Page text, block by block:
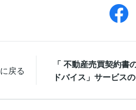
戻る
「 不動産売買契約書
ドバイス」サービス